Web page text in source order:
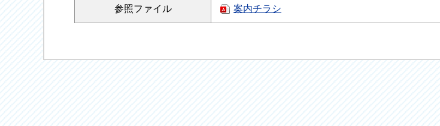
参照ファイル 案内チラシ